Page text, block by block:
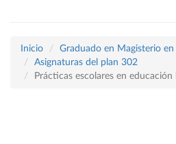
Inicio
Graduado en Magisterio
Asignaturas del plan 302
Prácticas escolares en educación